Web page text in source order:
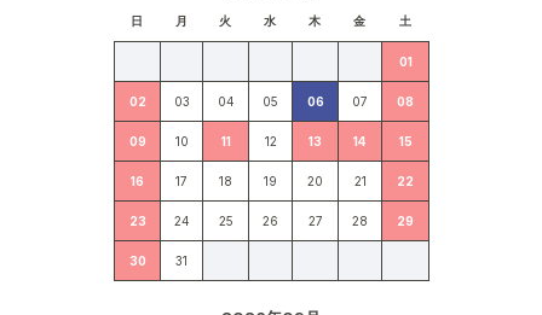
日 月 火 水 木 金 土
01
02 03 04 05 06 07 08
09 10 11 12 13 14 15
16 17 18 19 20 21 22
23 24 25 26 27 28 29
30 31